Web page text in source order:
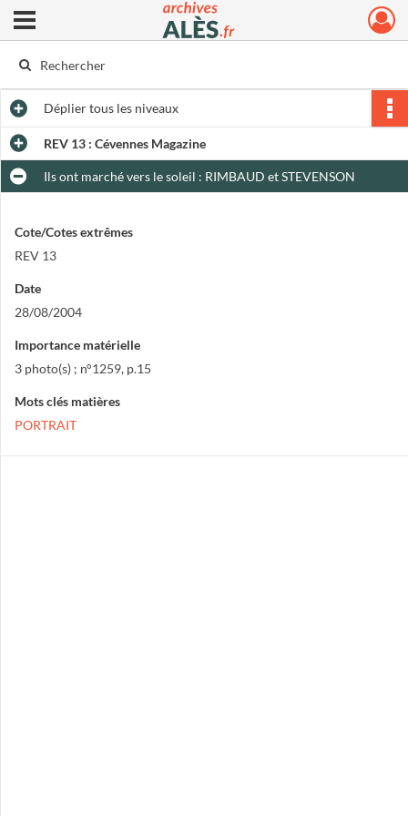
Archives municipales d'Alès
Ouvrir le menu déroulant
Dépliertous les niveaux
REV 13 : Cévennes Magazine
Ils ont marché vers le soleil : RIMBAUD et STEVENSON
Cote/Cotes extrêmes
REV 13
Date
28/08/2004
Importance matérielle
3 photo(s) ; n°1259, p.15
Mots clés matières
PORTRAIT